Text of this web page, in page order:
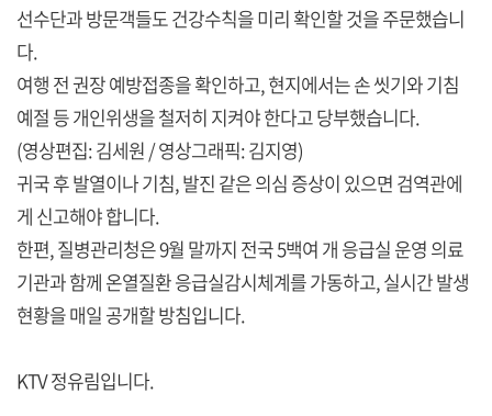
선수단과 방문객들도 건강수칙을 미리 확인할 것을 주문했습니
다.
여행 전 권장 예방접종을 확인하고, 현지에서는 손 씻기와 기침
예절 등 개인위생을 철저히 지켜야 한다고 당부했습니다.
(영상편집: 김세원 / 영상그래픽: 김지영)
귀국 후 발열이나 기침, 발진 같은 의심 증상이 있으면 검역관에
게 신고해야 합니다.
한편, 질병관리청은 9월 말까지 전국 5백여 개 응급실 운영 의료
기관과 함께 온열질환 응급실감시체계를 가동하고, 실시간 발생
현황을 매일 공개할 방침입니다.
KTV 정유림입니다.